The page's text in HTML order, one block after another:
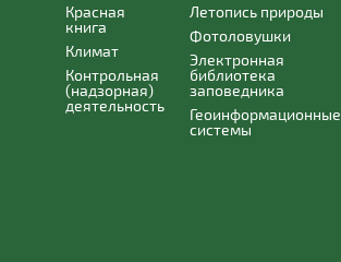
Красная
книга
Климат
Контрольная
(надзорная)
деятельность
Летопись природы
Фотоловушки
Электронная
библиотека
заповедника
Геоинформационные
системы